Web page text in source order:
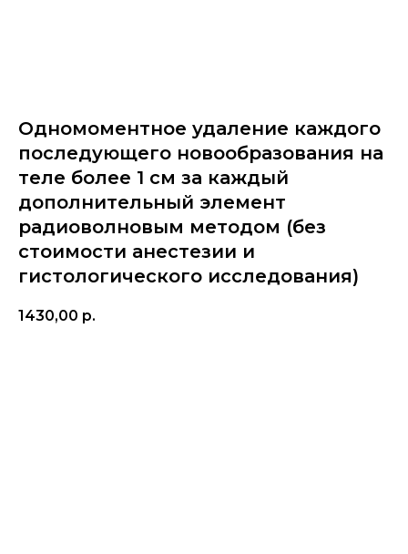
Одномоментное удаление каждого
последующего новообразования на
теле более 1 см за каждый
дополнительный элемент
радиоволновым методом (без
стоимости анестезии и
гистологического исследования)
1430,00 р.